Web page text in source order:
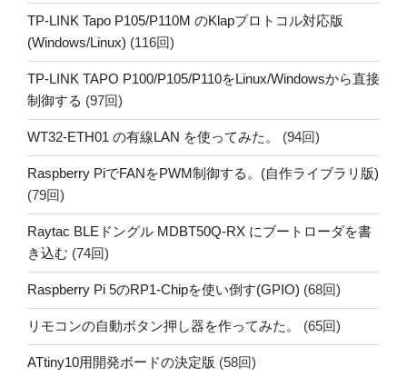
TP-LINK Tapo P105/P110M のKlapプロトコル対応版
(Windows/Linux) (116回)
TP-LINK TAPO P100/P105/P110をLinux/Windowsから直接
制御する (97回)
WT32-ETH01 の有線LAN を使ってみた。 (94回)
Raspberry PiでFANをPWM制御する。(自作ライブラリ版)
(79回)
Raytac BLEドングル MDBT50Q-RX にブートローダを書
き込む (74回)
Raspberry Pi 5のRP1-Chipを使い倒す(GPIO) (68回)
リモコンの自動ボタン押し器を作ってみた。 (65回)
ATtiny10用開発ボードの決定版 (58回)